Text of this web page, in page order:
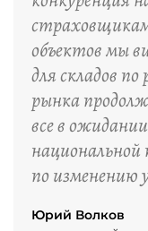
объектов мы
для складов
рынка
все в
по изменению
Юрий Волков